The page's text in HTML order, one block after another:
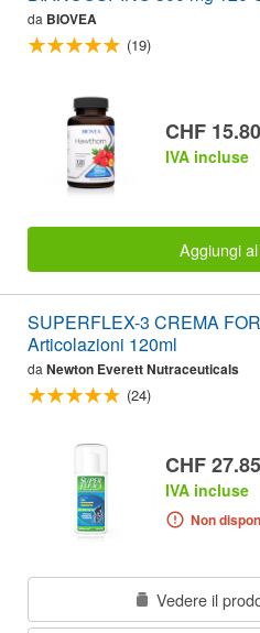
da BIOVEA
(19)
CHF 15.80
IVA incluse
Aggiungi
SUPERFLEX-3 CREMA
Articolazioni 120ml
da Newton Everett Nutraceuticals
(24)
CHF 27.85
IVA incluse
Non
Vedere il